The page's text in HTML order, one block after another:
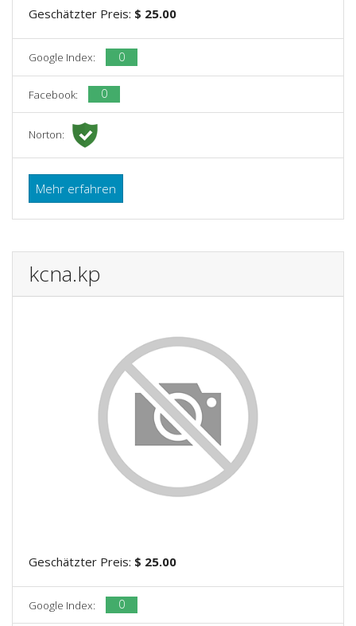
Geschätzter Preis: $ 25.00
Google Index: 0
Facebook: 0
Norton:
Mehr erfahren
kcna.kp
Geschätzter Preis: $ 25.00
Google Index: 0